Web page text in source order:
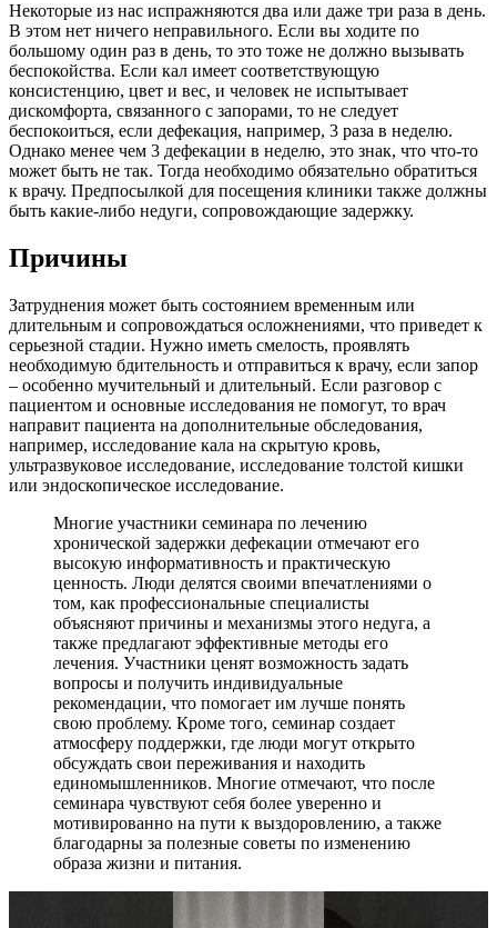
Некоторые из нас испражняются два или даже три раза в день.
В этом нет ничего неправильного. Если вы ходите по
большому один раз в день, то это тоже не должно вызывать
беспокойства. Если кал имеет соответствующую
консистенцию, цвет и вес, и человек не испытывает
дискомфорта, связанного с запорами, то не следует
беспокоиться, если дефекация, например, 3 раза в неделю.
Однако менее чем 3 дефекации в неделю, это знак, что что-то
может быть не так. Тогда необходимо обязательно обратиться
к врачу. Предпосылкой для посещения клиники также должны
быть какие-либо недуги, сопровождающие задержку.
Причины
Затруднения может быть состоянием временным или
длительным и сопровождаться осложнениями, что приведет к
серьезной стадии. Нужно иметь смелость, проявлять
необходимую бдительность и отправиться к врачу, если запор
– особенно мучительный и длительный. Если разговор с
пациентом и основные исследования не помогут, то врач
направит пациента на дополнительные обследования,
например, исследование кала на скрытую кровь,
ультразвуковое исследование, исследование толстой кишки
или эндоскопическое исследование.
Многие участники семинара по лечению
хронической задержки дефекации отмечают его
высокую информативность и практическую
ценность. Люди делятся своими впечатлениями о
том, как профессиональные специалисты
объясняют причины и механизмы этого недуга, а
также предлагают эффективные методы его
лечения. Участники ценят возможность задать
вопросы и получить индивидуальные
рекомендации, что помогает им лучше понять
свою проблему. Кроме того, семинар создает
атмосферу поддержки, где люди могут открыто
обсуждать свои переживания и находить
единомышленников. Многие отмечают, что после
семинара чувствуют себя более уверенно и
мотивированно на пути к выздоровлению, а также
благодарны за полезные советы по изменению
образа жизни и питания.